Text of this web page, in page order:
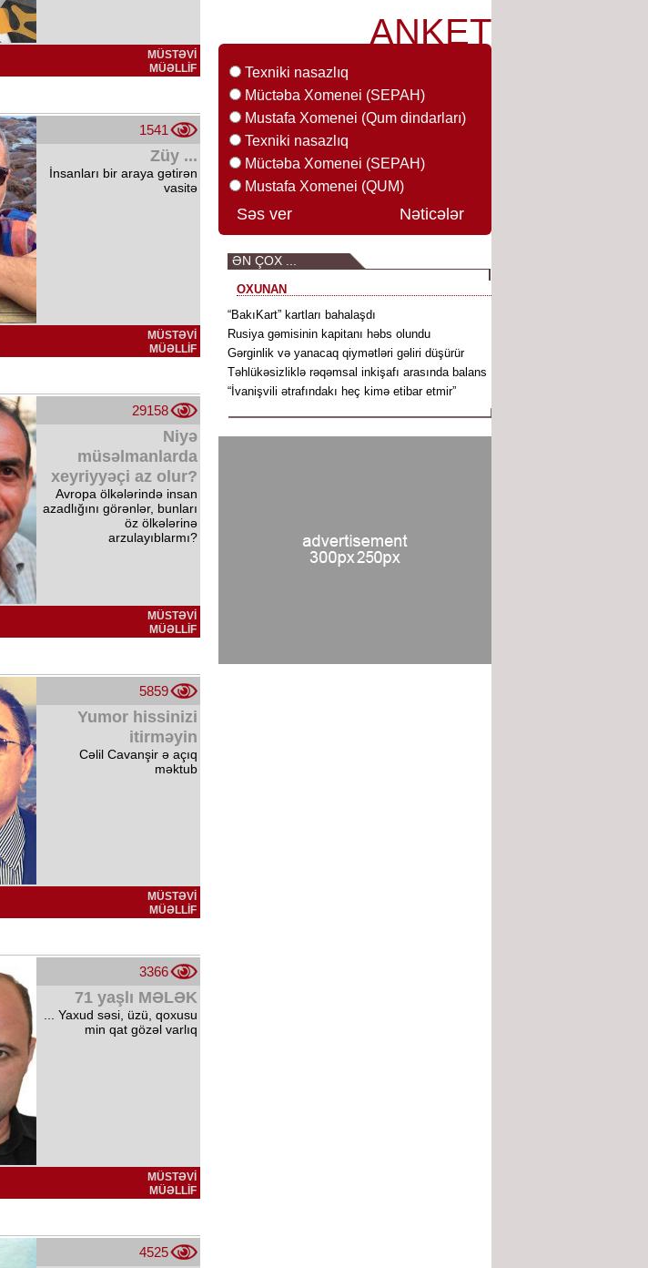
MÜSTƏVİ
MÜƏLLİF
1541
Züy ...
İnsanları bir araya gətirən
vasitə
MÜSTƏVİ
MÜƏLLİF
29158
Niyə
müsəlmanlarda
xeyriyyəçi az olur?
Avropa ölkələrində insan
azadlığını görənlər, bunları
öz ölkələrinə
arzulayıblarmı?
MÜSTƏVİ
MÜƏLLİF
5859
Yumor hissinizi
itirməyin
Cəlil Cavanşir ə açıq
məktub
MÜSTƏVİ
MÜƏLLİF
3366
71 yaşlı MƏLƏK
... Yaxud səsi, üzü, qoxusu
min qat gözəl varlıq
MÜSTƏVİ
MÜƏLLİF
4525
ANKET
Texniki nasazlıq
Müctəba Xomenei (SEPAH)
Mustafa Xomenei (Qum dindarları)
Texniki nasazlıq
Müctəba Xomenei (SEPAH)
Mustafa Xomenei (QUM)
Səs ver Nəticələr
ƏN ÇOX ...
OXUNAN
“BakıKart” kartları bahalaşdı
Rusiya gəmisinin kapitanı həbs olundu
Gərginlik və yanacaq qiymətləri gəliri düşürür
Təhlükəsizliklə rəqəmsal inkişafı arasında balans
“İvanişvili ətrafındakı heç kimə etibar etmir”